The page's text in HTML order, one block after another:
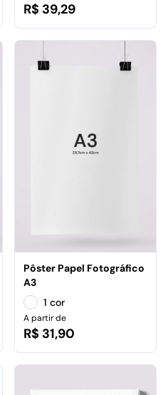
R$ 39,29
Pôster Papel Fotográfico
A3
1 cor
A partir de
R$ 31,90